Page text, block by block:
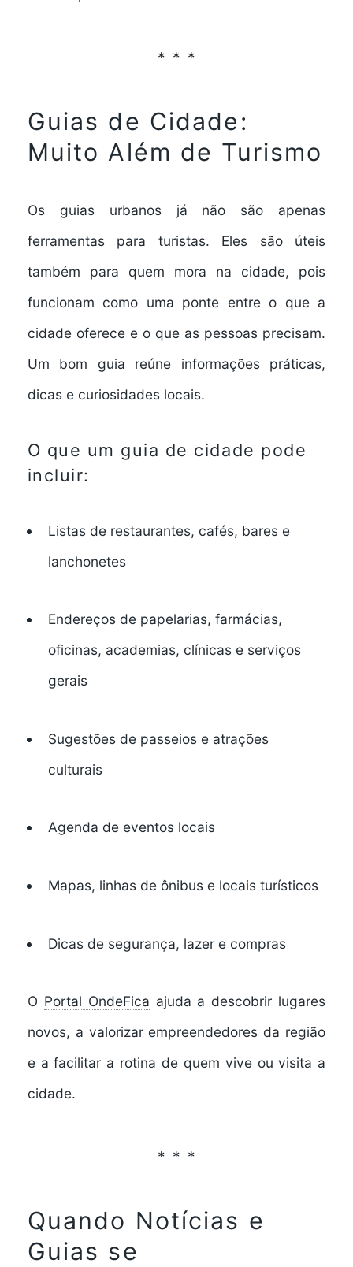
Guias de Cidade:
Muito Além de Turismo
Os guias urbanos já não são apenas
ferramentas para turistas. Eles são úteis
também para quem mora na cidade, pois
funcionam como uma ponte entre o que a
cidade oferece e o que as pessoas precisam.
Um bom guia reúne informações práticas,
dicas e curiosidades locais.
O que um guia de cidade pode
incluir:
Listas de restaurantes, cafés, bares e
lanchonetes
Endereços de papelarias, farmácias,
oficinas, academias, clínicas e serviços
gerais
Sugestões de passeios e atrações
culturais
Agenda de eventos locais
Mapas, linhas de ônibus e locais turísticos
Dicas de segurança, lazer e compras
O Portal OndeFica ajuda a descobrir lugares
novos, a valorizar empreendedores da região
e afacilitar a rotina de quem vive ou visita a
cidade.
Quando Notícias e
Guias se